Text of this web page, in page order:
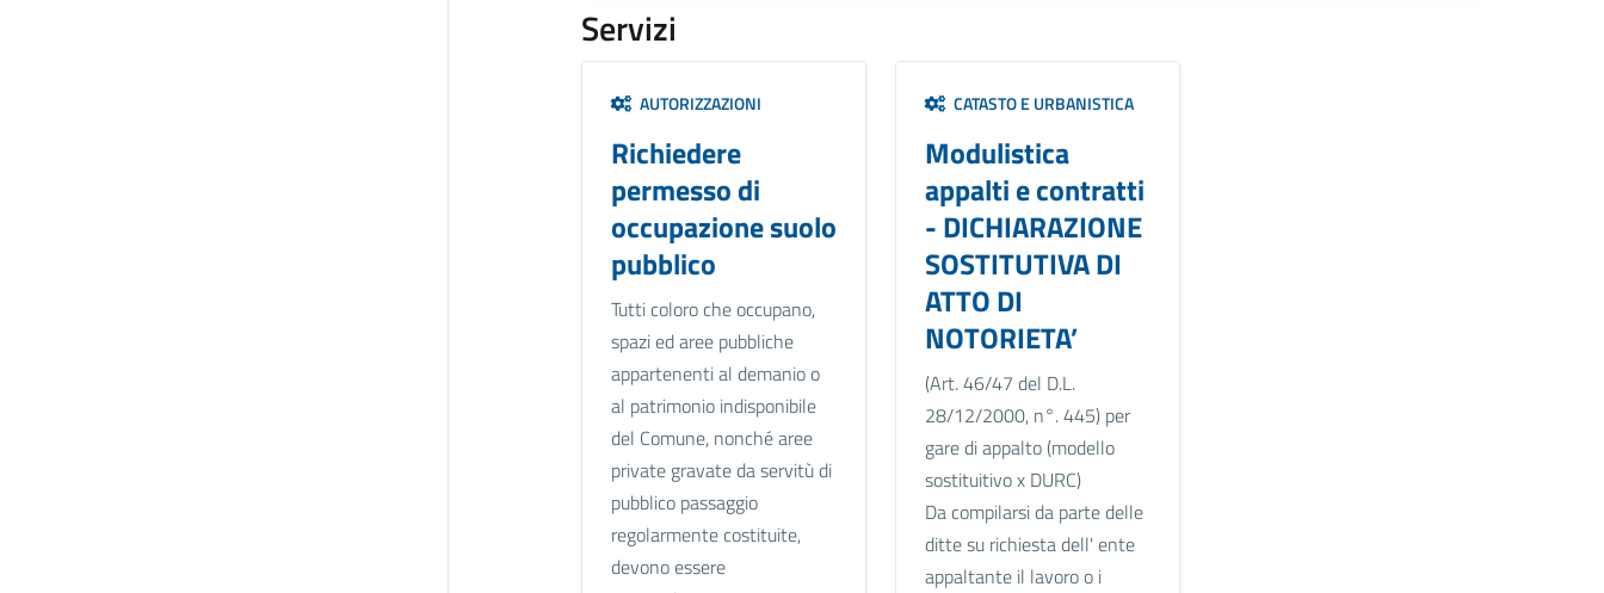
Servizi
AUTORIZZAZIONI
Richiedere
permesso di
occupazione suolo
pubblico
Tutti coloro che occupano,
spazi ed aree pubbliche
appartenenti al demanio o
al patrimonio indisponibile
del Comune, nonché aree
private gravate da servitù di
pubblico passaggio
regolarmente costituite,
devono essere
CATASTO E URBANISTICA
Modulistica
appalti e contratti
- DICHIARAZIONE
SOSTITUTIVA DI
ATTO DI
NOTORIETA’
(Art. 46/47 del D.L.
28/12/2000, n°. 445) per
gare di appalto (modello
sostituitivo x DURC)
Da compilarsi da parte delle
ditte su richiesta dell' ente
appaltante il lavoro o i